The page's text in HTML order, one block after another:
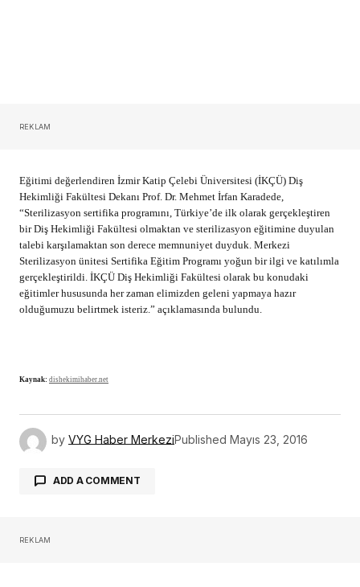
gerçekleştirildi. İKÇÜ Diş Hekimliği Fakültesi olarak bu konudaki
Kaynak: dishekimihaber.net
by VYG Haber MerkeziPublished Mayıs 23, 2016
BUNLAR DA İLGİNİZİ ÇEKEBİLİR